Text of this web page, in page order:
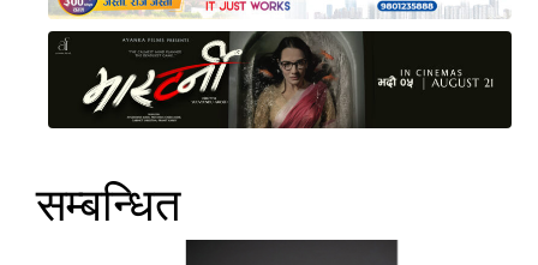
सम्बन्धित